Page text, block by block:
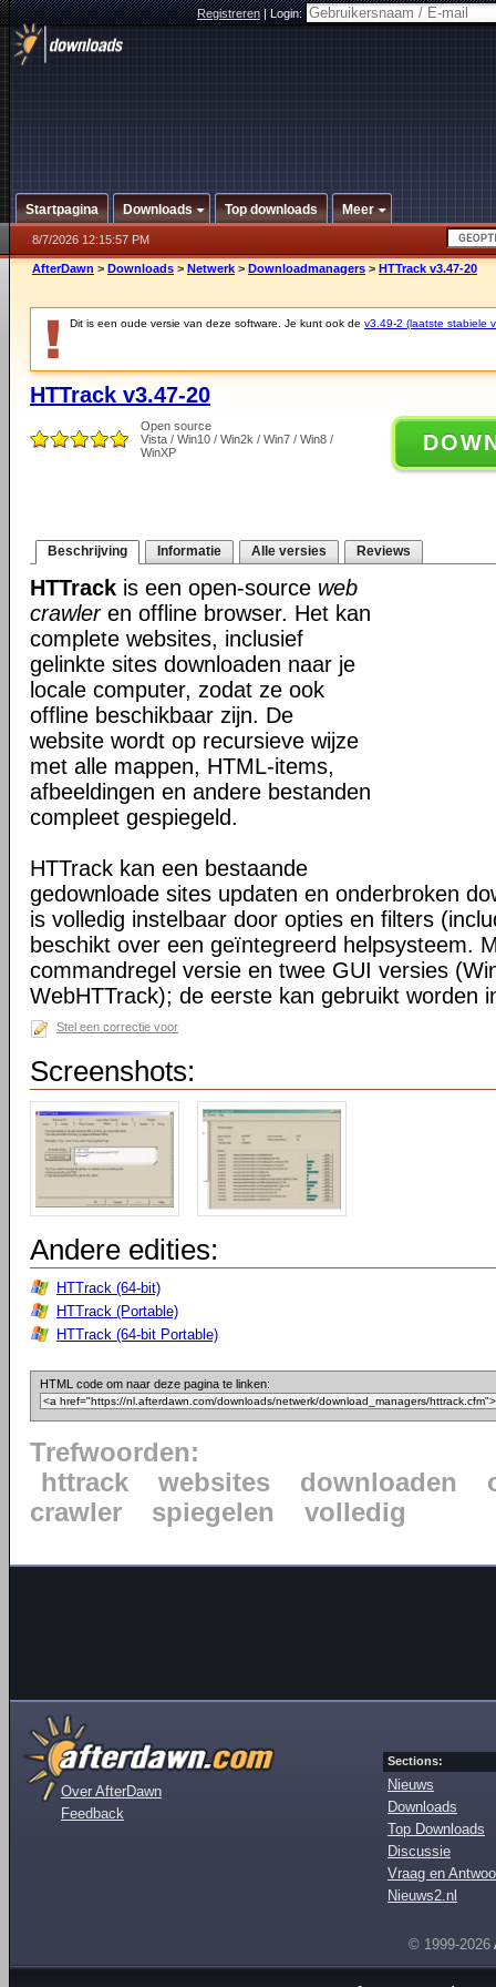
Registreren|Login:
Startpagina Downloads Top downloads Meer
8/7/2026 12:15:57 PM
AfterDawn > Downloads > Netwerk > Downloadmanagers > HTTrack v3.47-20
Dit is een oude versie van deze software. Je kunt ook de v3.49-2 (laatste stabiele
HTTrack v3.47-20
Open source
Vista / Win10 / Win2k / Win7 / Win8 /
WinXP
Beschrijving Informatie Alle versies Reviews
HTTrack is een open-source web
crawleren offline browser. Het kan
complete websites, inclusief
gelinkte sites downloaden naar je
locale computer, zodat ze ook
offline beschikbaar zijn. De
website wordt op recursieve wijze
met alle mappen, HTML-items,
afbeeldingen en andere bestanden
compleet gespiegeld.
HTTrack kan een bestaande
gedownloade sites updaten en onderbroken
is volledig instelbaar door opties en filters
beschikt over een geïntegreerd helpsysteem.
commandregel versie en twee GUI versies
WebHTTrack); de eerste kan gebruikt worden
Stel een correctie voor
Screenshots:
Andere edities:
HTTrack (64-bit)
HTTrack (Portable)
HTTrack (64-bit Portable)
HTML code om naar deze pagina te linken:
Trefwoorden:
httrack
websites downloaden
crawler
spiegelen volledig
Over AfterDawn
Feedback
Sections:
Nieuws
Downloads
Top Downloads
Discussie
Vraag en
Nieuws2.nl
© 1999-2026